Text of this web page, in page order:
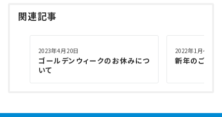
関連記事
2023年4月20日
ゴールデンウィークのお休みにつ
いて
2022年1月4日
新年のご挨拶